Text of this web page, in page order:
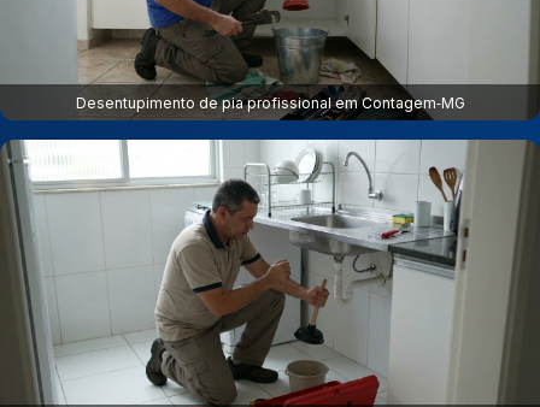
Desentupimento de pia profissional em Contagem‑MG